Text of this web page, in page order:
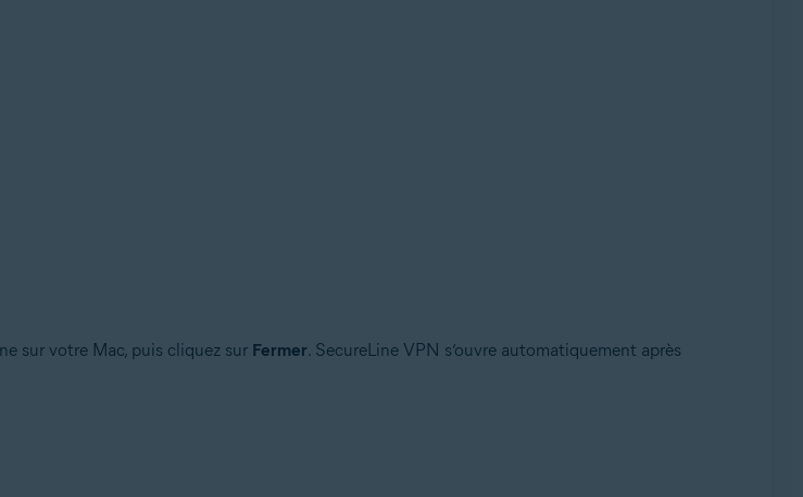
sur votre Mac, puis cliquez sur Fermer. SecureLine VPN s’ouvre automatiquement après